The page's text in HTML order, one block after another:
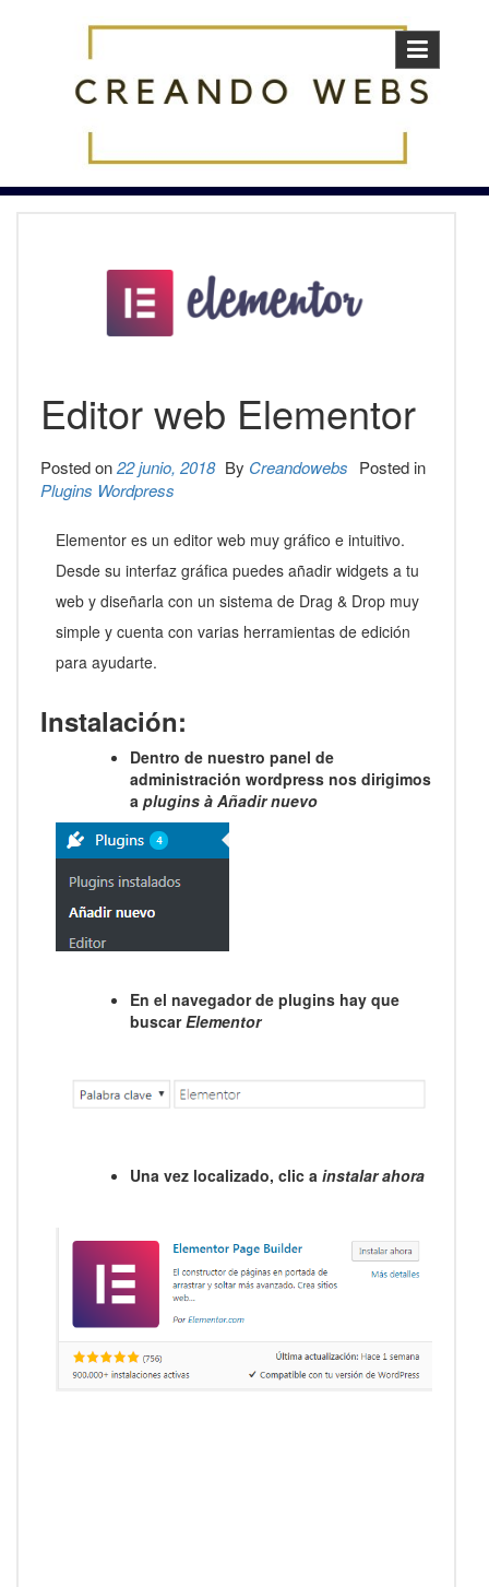
Editor web Elementor
Posted on22 junio, 2018 By Creandowebs Posted in
Plugins Wordpress
Elementor es un editor web muy gráfico e intuitivo.
Desde su interfaz gráfica puedes añadir widgets a tu
web y diseñarla con un sistema de Drag & Drop muy
simple y cuenta con varias herramientas de edición
para ayudarte.
Instalación:
Dentro de nuestro panel de
administración wordpress nos dirigimos
a plugins à Añadir nuevo
En el navegador de plugins hay que
buscarElementor
Una vez localizado, clic a instalar ahora